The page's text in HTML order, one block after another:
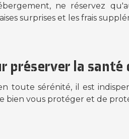
ne réservez
surprises et les frais
préserver la santé
toute sérénité, il est
bien vous protéger et de